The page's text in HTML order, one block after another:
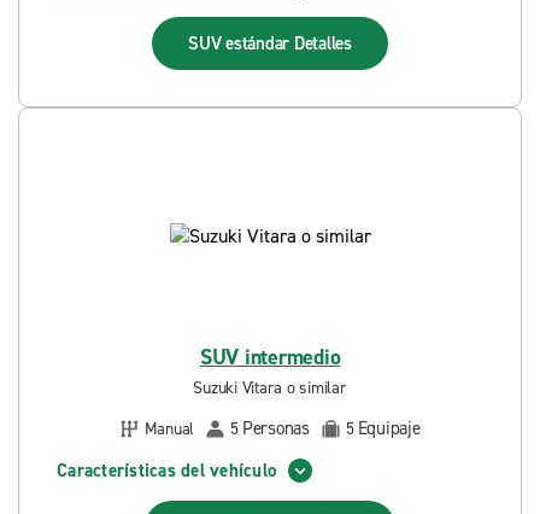
SUV estándar Detalles
SUV intermedio
Suzuki Vitara o similar
Manual
5 Personas 5 Equipaje
Características del vehículo